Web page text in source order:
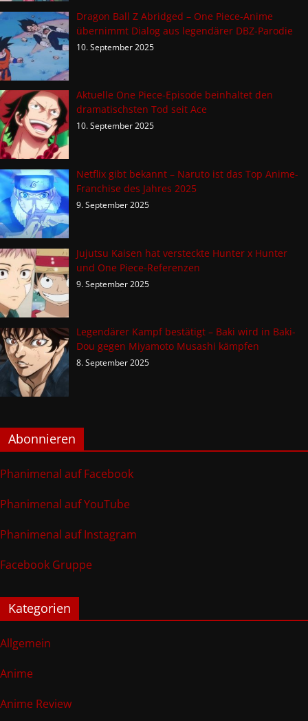
Dragon Ball Z Abridged – One Piece-Anime
übernimmt Dialog aus legendärer DBZ-Parodie
10. September 2025
Aktuelle One Piece-Episode beinhaltet den
dramatischsten Tod seit Ace
10. September 2025
Netflix gibt bekannt – Naruto ist das Top Anime-
Franchise des Jahres 2025
9. September 2025
Jujutsu Kaisen hat versteckte Hunter x Hunter
und One Piece-Referenzen
9. September 2025
Legendärer Kampf bestätigt – Baki wird in Baki-
Dou gegen Miyamoto Musashi kämpfen
8. September 2025
Abonnieren
Phanimenal auf Facebook
Phanimenal auf YouTube
Phanimenal auf Instagram
Facebook Gruppe
Kategorien
Allgemein
Anime
Anime Review